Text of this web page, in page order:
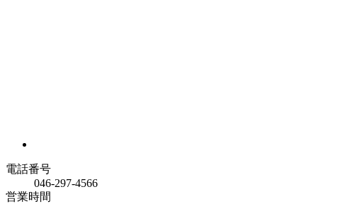
電話番号
046-297-4566
営業時間